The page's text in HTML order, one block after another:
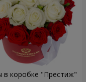
в коробке "Престиж"